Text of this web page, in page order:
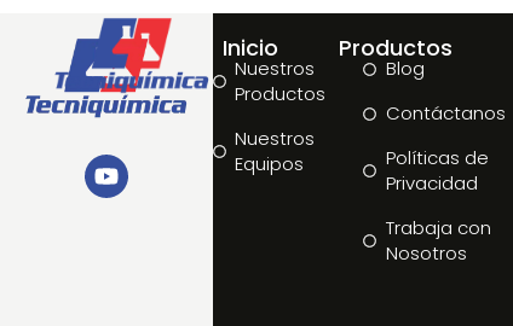
Inicio Productos
Nuestros
Productos
Nuestros
Equipos
Blog
Contáctanos
Políticas de
Privacidad
Trabaja con
Nosotros